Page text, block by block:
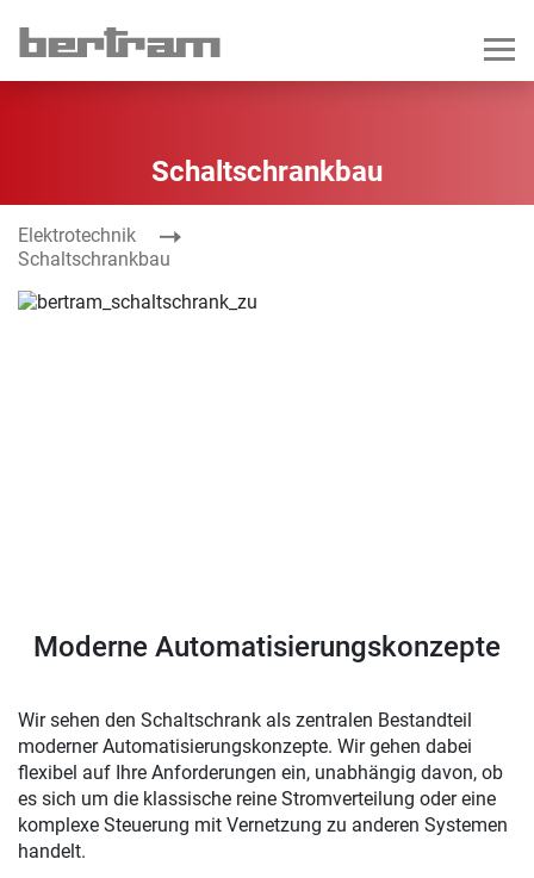
Schaltschrankbau
Elektrotechnik
Schaltschrankbau
Moderne Automatisierungskonzepte
Wir sehen den Schaltschrank als zentralen Bestandteil
moderner Automatisierungskonzepte. Wir gehen dabei
flexibel auf Ihre Anforderungen ein, unabhängig davon, ob
es sich um die klassische reine Stromverteilung oder eine
komplexe Steuerung mit Vernetzung zu anderen Systemen
handelt.